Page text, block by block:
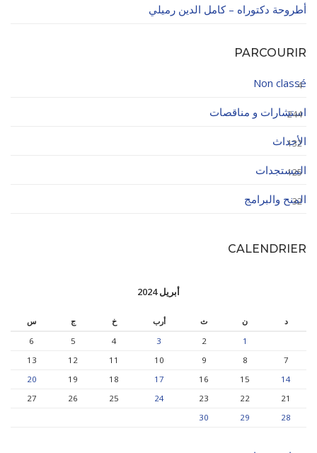
أطروحة دكتوراه – كامل الدين رميلي
PARCOURIR
Non classé
4
استشارات و مناقصات
244
الأحداث
132
المستجدات
125
المنح والبرامج
32
CALENDRIER
أبريل 2024
د ن ث أرب خ ج
س
1
2
3
4
5
6
7
8
9
10
11
12
13
14
15
16
17
18
19
20
21
22
23
24
25
26
27
28
29
30